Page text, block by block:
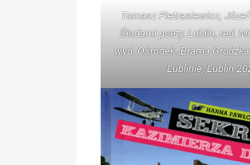
Tomasz Pietrasiewicz,
Śladami poety. Lublin, red.
wyd. Ośrodek „Brama
Lublinie, Lublin